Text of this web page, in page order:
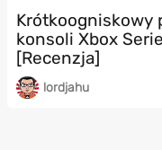
Krótkoogniskowy
konsoli Xbox
[Recenzja]
lordjahu